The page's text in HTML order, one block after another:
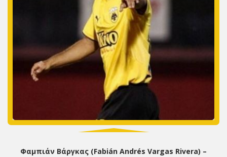
Φαμπιάν Βάργκας (Fabián Andrés Vargas Rivera) –